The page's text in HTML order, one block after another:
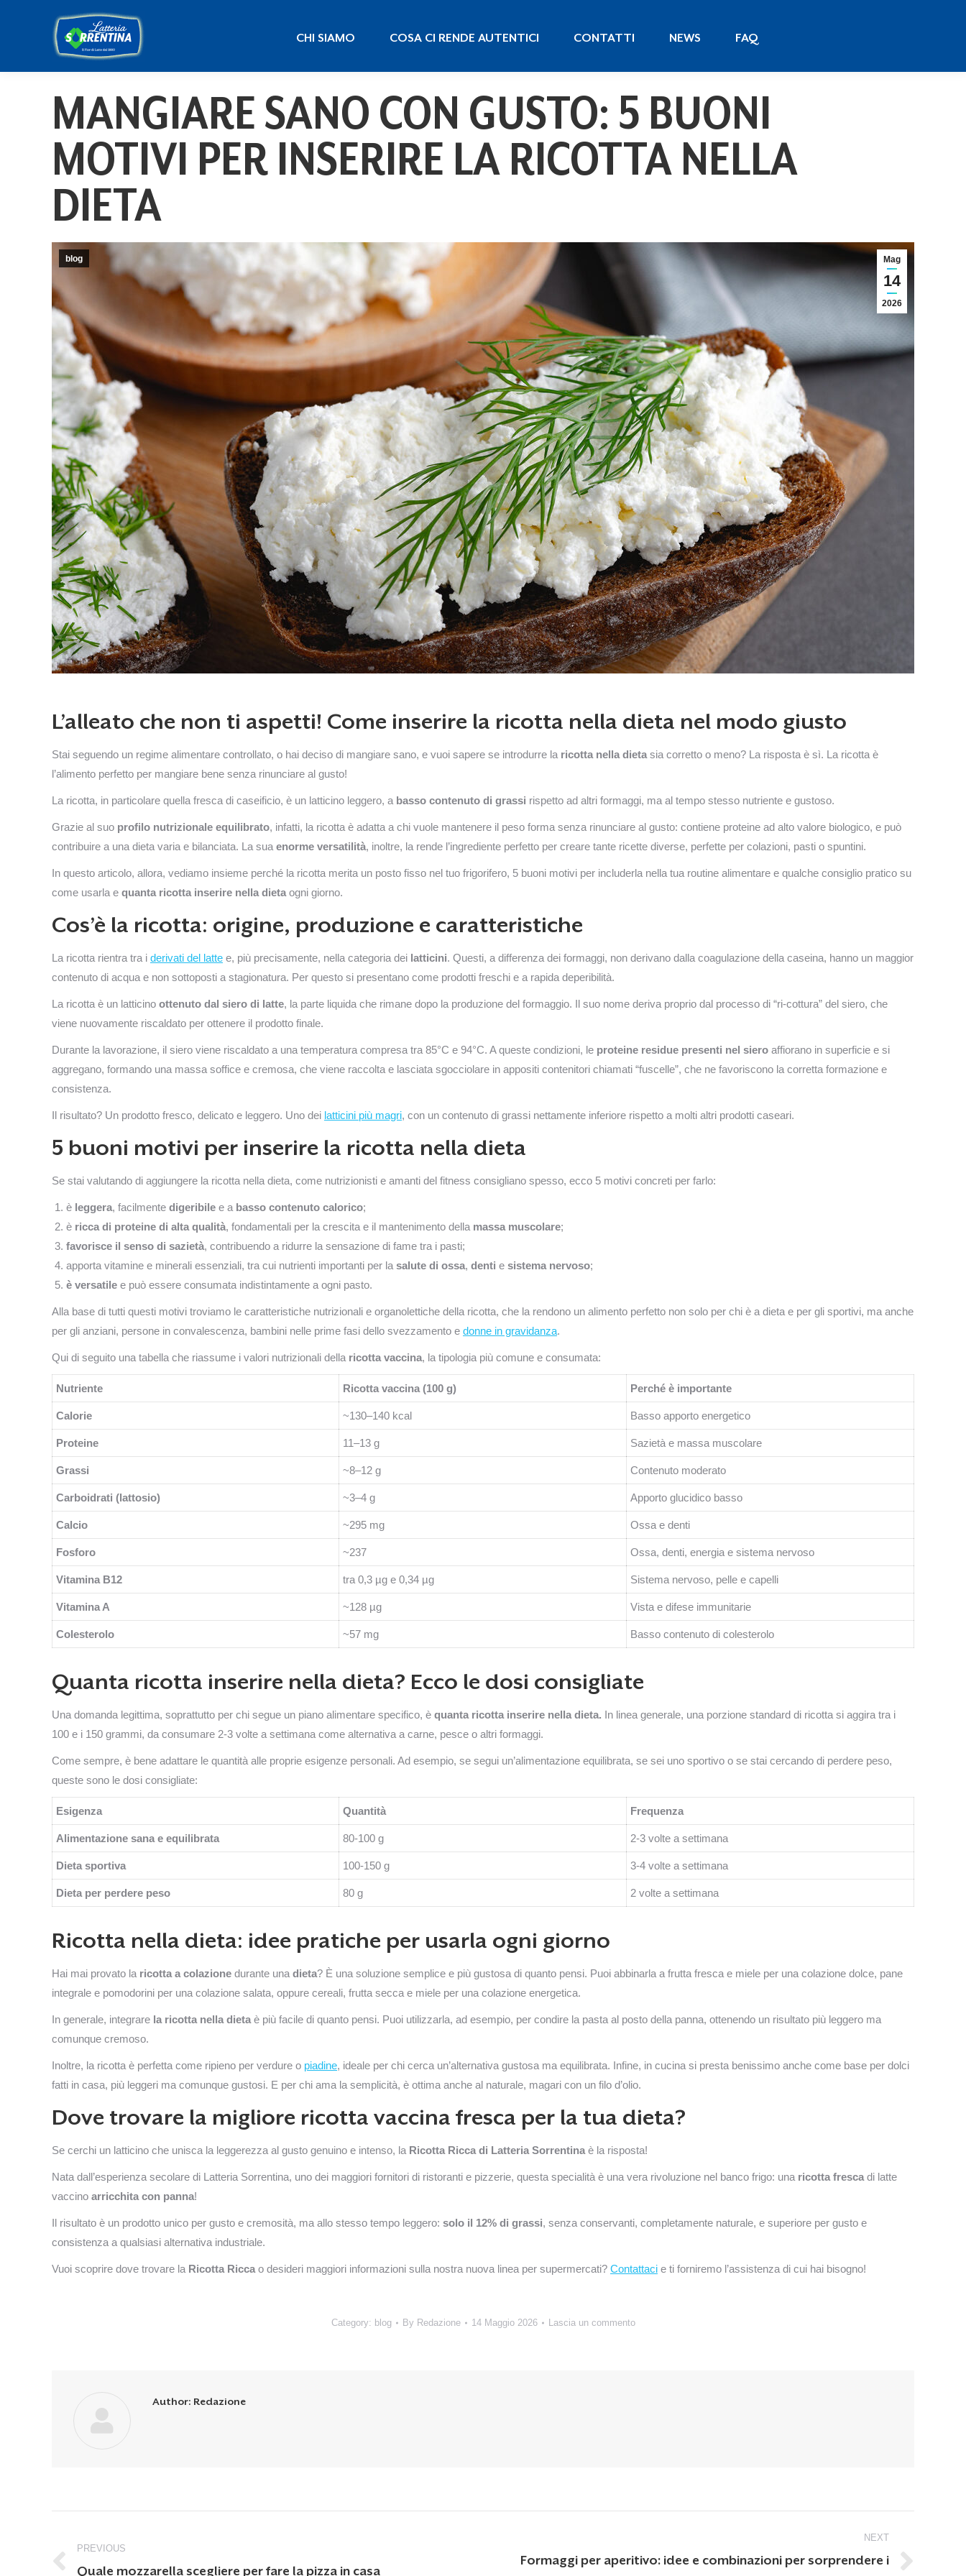
CHI SIAMO COSA CI RENDE AUTENTICI CONTATTI NEWS FAQ
MANGIARE SANO CON GUSTO: 5 BUONI
MOTIVI PER INSERIRE LA RICOTTA NELLA
DIETA
Mag
14
2026
blog
L’alleato che non ti aspetti! Come inserire la ricotta nella dieta nel modo giusto
Stai seguendo un regime alimentare controllato, o hai deciso di mangiare sano, e vuoi sapere se introdurre la ricotta nella dieta sia corretto o meno? La risposta è sì. La ricotta è
l’alimento perfetto per mangiare bene senza rinunciare al gusto!
La ricotta, in particolare quella fresca di caseificio, è un latticino leggero, a basso contenuto di grassi rispetto ad altri formaggi, ma al tempo stesso nutriente e gustoso.
Grazie al suo profilo nutrizionale equilibrato, infatti, la ricotta è adatta a chi vuole mantenere il peso forma senza rinunciare al gusto: contiene proteine ad alto valore biologico, e può
contribuire a una dieta varia e bilanciata. La sua enorme versatilità, inoltre, la rende l’ingrediente perfetto per creare tante ricette diverse, perfette per colazioni, pasti o spuntini.
In questo articolo, allora, vediamo insieme perché la ricotta merita un posto fisso nel tuo frigorifero, 5 buoni motivi per includerla nella tua routine alimentare e qualche consiglio pratico su
come usarla e quanta ricotta inserire nella dieta ogni giorno.
Cos’è la ricotta: origine, produzione e caratteristiche
La ricotta rientra tra i derivati del latte e, più precisamente, nella categoria dei latticini. Questi, a differenza dei formaggi, non derivano dalla coagulazione della caseina, hanno un maggior
contenuto di acqua e non sottoposti a stagionatura. Per questo si presentano come prodotti freschi e a rapida deperibilità.
La ricotta è un latticino ottenuto dal siero di latte, la parte liquida che rimane dopo la produzione del formaggio. Il suo nome deriva proprio dal processo di “ri-cottura” del siero, che
viene nuovamente riscaldato per ottenere il prodotto finale.
Durante la lavorazione, il siero viene riscaldato a una temperatura compresa tra 85°C e 94°C. A queste condizioni, le proteine residue presenti nel siero affiorano in superficie e si
aggregano, formando una massa soffice e cremosa, che viene raccolta e lasciata sgocciolare in appositi contenitori chiamati “fuscelle”, che ne favoriscono la corretta formazione e
consistenza.
Il risultato? Un prodotto fresco, delicato e leggero. Uno dei latticini più magri, con un contenuto di grassi nettamente inferiore rispetto a molti altri prodotti caseari.
5 buoni motivi per inserire la ricotta nella dieta
Se stai valutando di aggiungere la ricotta nella dieta, come nutrizionisti e amanti del fitness consigliano spesso, ecco 5 motivi concreti per farlo:
è leggera, facilmente digeribile e a basso contenuto calorico;
è ricca di proteine di alta qualità, fondamentali per la crescita e il mantenimento della massa muscolare;
favorisce il senso di sazietà, contribuendo a ridurre la sensazione di fame tra i pasti;
apporta vitamine e minerali essenziali, tra cui nutrienti importanti per la salute di ossa, denti e sistema nervoso;
è versatile e può essere consumata indistintamente a ogni pasto.
Alla base di tutti questi motivi troviamo le caratteristiche nutrizionali e organolettiche della ricotta, che la rendono un alimento perfetto non solo per chi è a dieta e per gli sportivi, ma anche
per gli anziani, persone in convalescenza, bambini nelle prime fasi dello svezzamento e donne in gravidanza.
Qui di seguito una tabella che riassume i valori nutrizionali della ricotta vaccina, la tipologia più comune e consumata:
Nutriente Ricotta vaccina (100 g) Perché è importante
Calorie ~130–140 kcal Basso apporto energetico
Proteine 11–13 g Sazietà e massa muscolare
Grassi ~8–12 g Contenuto moderato
Carboidrati (lattosio) ~3–4 g Apporto glucidico basso
Calcio ~295 mg Ossa e denti
Fosforo ~237 Ossa, denti, energia e sistema nervoso
Vitamina B12 tra 0,3 µg e 0,34 µg Sistema nervoso, pelle e capelli
Vitamina A ~128 µg Vista e difese immunitarie
Colesterolo ~57 mg Basso contenuto di colesterolo
Quanta ricotta inserire nella dieta? Ecco le dosi consigliate
Una domanda legittima, soprattutto per chi segue un piano alimentare specifico, è quanta ricotta inserire nella dieta. In linea generale, una porzione standard di ricotta si aggira tra i
100 e i 150 grammi, da consumare 2-3 volte a settimana come alternativa a carne, pesce o altri formaggi.
Come sempre, è bene adattare le quantità alle proprie esigenze personali. Ad esempio, se segui un’alimentazione equilibrata, se sei uno sportivo o se stai cercando di perdere peso,
queste sono le dosi consigliate:
Esigenza Quantità Frequenza
Alimentazione sana e equilibrata 80-100 g 2-3 volte a settimana
Dieta sportiva 100-150 g 3-4 volte a settimana
Dieta per perdere peso 80 g 2 volte a settimana
Ricotta nella dieta: idee pratiche per usarla ogni giorno
Hai mai provato la ricotta a colazione durante una dieta? È una soluzione semplice e più gustosa di quanto pensi. Puoi abbinarla a frutta fresca e miele per una colazione dolce, pane
integrale e pomodorini per una colazione salata, oppure cereali, frutta secca e miele per una colazione energetica.
In generale, integrare la ricotta nella dieta è più facile di quanto pensi. Puoi utilizzarla, ad esempio, per condire la pasta al posto della panna, ottenendo un risultato più leggero ma
comunque cremoso.
Inoltre, la ricotta è perfetta come ripieno per verdure o piadine, ideale per chi cerca un’alternativa gustosa ma equilibrata. Infine, in cucina si presta benissimo anche come base per dolci
fatti in casa, più leggeri ma comunque gustosi. E per chi ama la semplicità, è ottima anche al naturale, magari con un filo d’olio.
Dove trovare la migliore ricotta vaccina fresca per la tua dieta?
Se cerchi un latticino che unisca la leggerezza al gusto genuino e intenso, la Ricotta Ricca di Latteria Sorrentina è la risposta!
Nata dall’esperienza secolare di Latteria Sorrentina, uno dei maggiori fornitori di ristoranti e pizzerie, questa specialità è una vera rivoluzione nel banco frigo: una ricotta fresca di latte
vaccino arricchita con panna!
Il risultato è un prodotto unico per gusto e cremosità, ma allo stesso tempo leggero: solo il 12% di grassi, senza conservanti, completamente naturale, e superiore per gusto e
consistenza a qualsiasi alternativa industriale.
Vuoi scoprire dove trovare la Ricotta Ricca o desideri maggiori informazioni sulla nostra nuova linea per supermercati? Contattaci e ti forniremo l’assistenza di cui hai bisogno!
Category: blog By Redazione 14 Maggio 2026 Lascia un commento
Author: Redazione
navigation
PREVIOUS
Previous
Quale mozzarella scegliere per fare la pizza in casa
NEXT
Formaggi per aperitivo: idee e combinazioni per sorprendere i